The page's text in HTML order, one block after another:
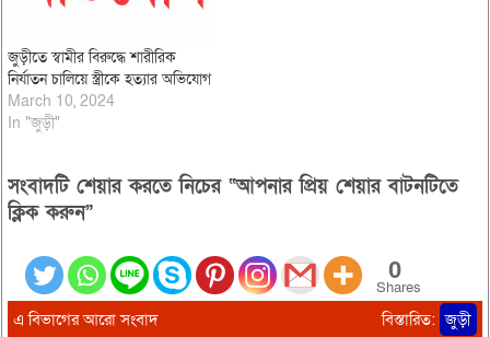
জুড়ীতে স্বামীর বিরুদ্ধে শারীরিক
নির্যাতন চালিয়ে স্ত্রীকে হত্যার অভিযোগ
March 10, 2024
In "জুড়ী"
সংবাদটি শেয়ার করতে নিচের “আপনার প্রিয় শেয়ার বাটনটিতে
ক্লিক করুন”
0
Shares
এ বিভাগের আরো সংবাদ বিস্তারিত: জুড়ী